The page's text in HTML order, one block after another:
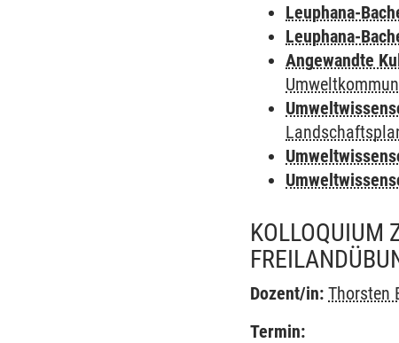
Leuphana-
Leuphana-
Angewandte
KOLLOQUIUM
Dozent/in: Thorsten
Termin: